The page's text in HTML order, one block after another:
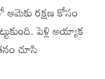
ఆమెకు రక్షణ కోసం
పెళ్లి అయ్యాక
చూసి